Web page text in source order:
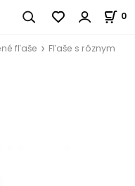
0
fľaše
Fľaše s rôznym